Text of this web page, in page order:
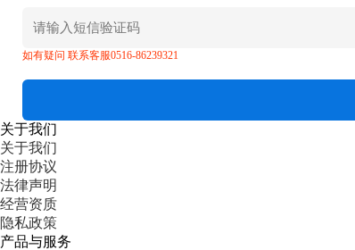
如有疑问 联系客服0516-86239321
关于我们
关于我们
注册协议
法律声明
经营资质
隐私政策
产品与服务